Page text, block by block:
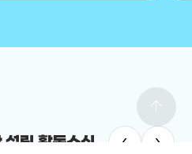
립 활동소식 ‹ ›
arrow_upward